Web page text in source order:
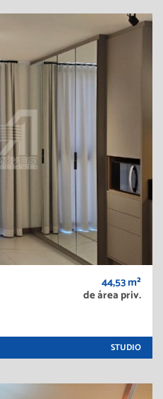
44,53 m²
de área priv.
STUDIO